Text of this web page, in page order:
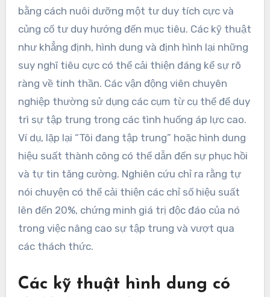
bằng cách nuôi dưỡng một tư duy tích cực và
củng cố tư duy hướng đến mục tiêu. Các kỹ thuật
như khẳng định, hình dung và định hình lại những
suy nghĩ tiêu cực có thể cải thiện đáng kể sự rõ
ràng về tinh thần. Các vận động viên chuyên
nghiệp thường sử dụng các cụm từ cụ thể để duy
trì sự tập trung trong các tình huống áp lực cao.
Ví dụ, lặp lại “Tôi đang tập trung” hoặc hình dung
hiệu suất thành công có thể dẫn đến sự phục hồi
và tự tin tăng cường. Nghiên cứu chỉ ra rằng tự
nói chuyện có thể cải thiện các chỉ số hiệu suất
lên đến 20%, chứng minh giá trị độc đáo của nó
trong việc nâng cao sự tập trung và vượt qua
các thách thức.
Các kỹ thuật hình dung có